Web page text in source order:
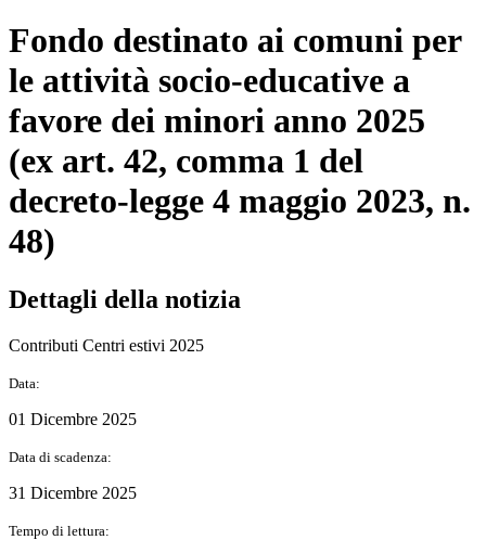
Fondo destinato ai comuni per
le attività socio-educative a
favore dei minori anno 2025
(ex art. 42, comma 1 del
decreto-legge 4 maggio 2023, n.
48)
Dettagli della notizia
Contributi Centri estivi 2025
Data:
01 Dicembre 2025
Data di scadenza:
31 Dicembre 2025
Tempo di lettura: